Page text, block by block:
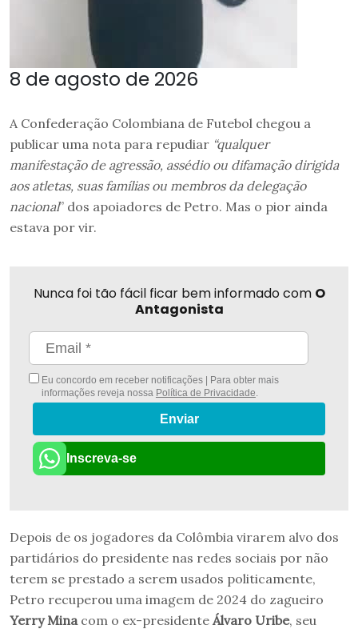
8 de agosto de 2026
A Confederação Colombiana de Futebol chegou a
publicar uma nota para repudiar “qualquer
manifestação de agressão, assédio ou difamação dirigida
aos atletas, suas famílias ou membros da delegação
nacional” dos apoiadores de Petro. Mas o pior ainda
estava por vir.
Nunca foi tão fácil ficar bem informado com O
Antagonista
Eu concordo em receber notificações | Para obter mais
informações reveja nossa Política de Privacidade.
Enviar
Inscreva-se
Depois de os jogadores da Colômbia virarem alvo dos
partidários do presidente nas redes sociais por não
terem se prestado a serem usados politicamente,
Petro recuperou uma imagem de 2024 do zagueiro
Yerry Mina com o ex-presidente Álvaro Uribe, seu